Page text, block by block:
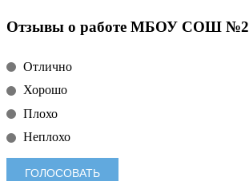
Отзывы о работе МБОУ СОШ №2
Отлично
Хорошо
Плохо
Неплохо